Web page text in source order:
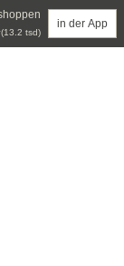
(13.2 tsd)
in der App